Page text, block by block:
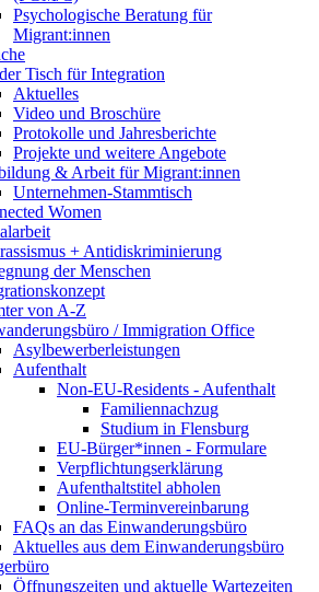
Psychologische Beratung für
Migrant:innen
Tisch für Integration
Aktuelles
Video und Broschüre
Protokolle und Jahresberichte
Projekte und weitere Angebote
& Arbeit für Migrant:innen
Unternehmen-Stammtisch
Women
+ Antidiskriminierung
der Menschen
von A-Z
/ Immigration Office
Asylbewerberleistungen
Aufenthalt
Non-EU-Residents - Aufenthalt
Familiennachzug
Studium in Flensburg
EU-Bürger*innen - Formulare
Verpflichtungserklärung
Aufenthaltstitel abholen
Online-Terminvereinbarung
FAQs an das Einwanderungsbüro
Aktuelles aus dem Einwanderungsbüro
Öffnungszeiten und aktuelle Wartezeiten